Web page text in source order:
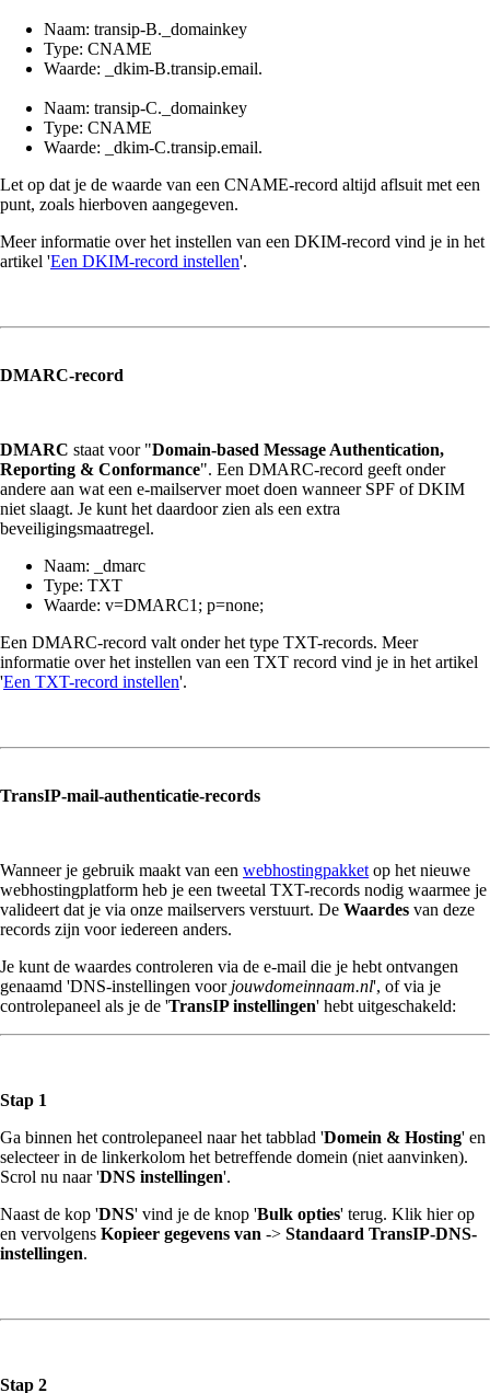
Naam: transip-B._domainkey
Type: CNAME
Waarde: _dkim-B.transip.email.
Naam: transip-C._domainkey
Type: CNAME
Waarde: _dkim-C.transip.email.
Let op dat je de waarde van een CNAME-record altijd aflsuit met een
punt, zoals hierboven aangegeven.
Meer informatie over het instellen van een DKIM-record vind je in het
artikel 'Een DKIM-record instellen'.
DMARC-record
DMARC staat voor "Domain-based Message Authentication,
Reporting & Conformance". Een DMARC-record geeft onder
andere aan wat een e-mailserver moet doen wanneer SPF of DKIM
niet slaagt. Je kunt het daardoor zien als een extra
beveiligingsmaatregel.
Naam: _dmarc
Type: TXT
Waarde: v=DMARC1; p=none;
Een DMARC-record valt onder het type TXT-records. Meer
informatie over het instellen van een TXT record vind je in het artikel
'Een TXT-record instellen'.
TransIP-mail-authenticatie-records
Wanneer je gebruik maakt van een webhostingpakket op het nieuwe
webhostingplatform heb je een tweetal TXT-records nodig waarmee je
valideert dat je via onze mailservers verstuurt. De Waardes van deze
records zijn voor iedereen anders.
Je kunt de waardes controleren via de e-mail die je hebt ontvangen
genaamd 'DNS-instellingen voor jouwdomeinnaam.nl', of via je
controlepaneel als je de 'TransIP instellingen' hebt uitgeschakeld:
Stap 1
Ga binnen het controlepaneel naar het tabblad 'Domein & Hosting' en
selecteer in de linkerkolom het betreffende domein (niet aanvinken).
Scrol nu naar 'DNS instellingen'.
Naast de kop 'DNS' vind je de knop 'Bulk opties' terug. Klik hier op
en vervolgens Kopieer gegevens van -> Standaard TransIP-DNS-
instellingen.
Stap 2